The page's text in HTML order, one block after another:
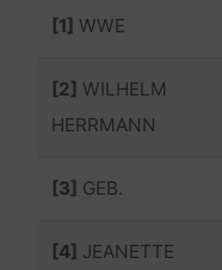
[1]WWE
[2] WILHELM
HERRMANN
[3] GEB.
[4] JEANETTE